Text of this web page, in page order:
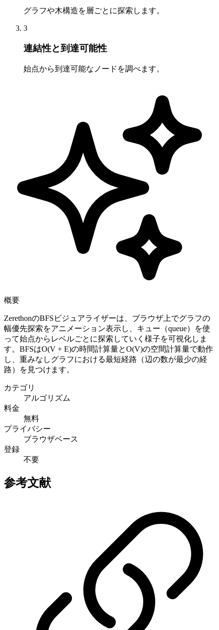
グラフや木構造を層ごとに探索します。
3
連結性と到達可能性
始点から到達可能なノードを調べます。
概要
ZerethonのBFSビジュアライザーは、ブラウザ上でグラフの
幅優先探索をアニメーション表示し、キュー（queue）を使
って始点からレベルごとに探索していく様子を可視化しま
す。BFSはO(V + E)の時間計算量とO(V)の空間計算量で動作
し、重みなしグラフにおける最短経路（辺の数が最少の経
路）を見つけます。
カテゴリ
アルゴリズム
料金
無料
プライバシー
ブラウザベース
登録
不要
参考文献